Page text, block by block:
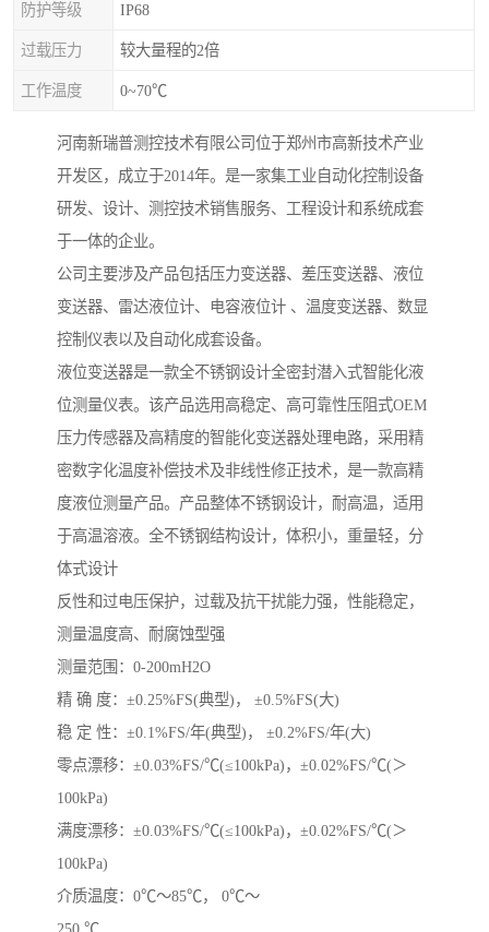
防护等级 IP68
过载压力 较大量程的2倍
工作温度 0~70℃
河南新瑞普测控技术有限公司位于郑州市高新技术产业
开发区，成立于2014年。是一家集工业自动化控制设备
研发、设计、测控技术销售服务、工程设计和系统成套
于一体的企业。
公司主要涉及产品包括压力变送器、差压变送器、液位
变送器、雷达液位计、电容液位计 、温度变送器、数显
控制仪表以及自动化成套设备。
液位变送器是一款全不锈钢设计全密封潜入式智能化液
位测量仪表。该产品选用高稳定、高可靠性压阻式OEM
压力传感器及高精度的智能化变送器处理电路，采用精
密数字化温度补偿技术及非线性修正技术，是一款高精
度液位测量产品。产品整体不锈钢设计，耐高温，适用
于高温溶液。全不锈钢结构设计，体积小，重量轻，分
体式设计
反性和过电压保护，过载及抗干扰能力强，性能稳定，
测量温度高、耐腐蚀型强
测量范围：0-200mH2O
精 确 度：±0.25%FS(典型)， ±0.5%FS(大)
稳 定 性：±0.1%FS/年(典型)， ±0.2%FS/年(大)
零点漂移：±0.03%FS/℃(≤100kPa)，±0.02%FS/℃(＞
100kPa)
满度漂移：±0.03%FS/℃(≤100kPa)，±0.02%FS/℃(＞
100kPa)
介质温度：0℃～85℃， 0℃～